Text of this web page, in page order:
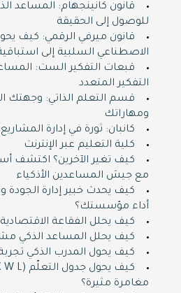
قانون كانينجهام: المساعد
للوصول إلى الحقيقة
قانون ميرفي الرقمي: كيف
الاصطناعي السلبية إلى
قبعات التفكير الست:
التفكير المتعدد
قسم التعلم الذاتي: وجهتك
ومهاراتك
كانبان: ثورة في إدارة
كلية التعليم عبر الإنترنت
كيف تغير الآخرين؟ اكتشف
مع جيش المساعدين الأذكياء
كيف يحدث خبير إدارة
أداء مؤسستك؟
كيف يحلل الفقاعة الاقتصادية
كيف يحلل المساعد الذكي
كيف يحول المدرب الذكي
مغامرة مثيرة؟